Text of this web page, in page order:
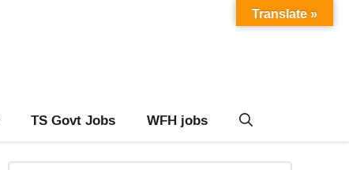
TS Govt Jobs WFH jobs
Translate »